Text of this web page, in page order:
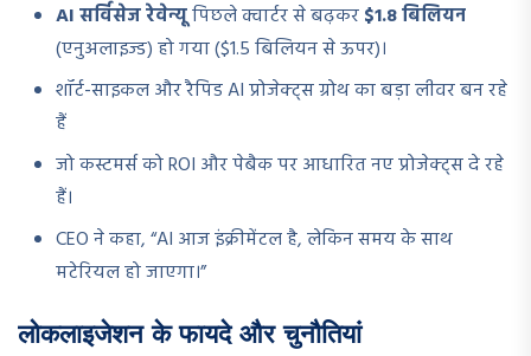
AI सर्विसेज रेवेन्यूपिछले क्वार्टर से बढ़कर$1.8 बिलियन
(एनुअलाइज्ड) हो गया ($1.5 बिलियन से ऊपर)।
शॉर्ट-साइकल और रैपिड AI प्रोजेक्ट्स ग्रोथ का बड़ा लीवर बन रहे
हैं
जो कस्टमर्स को ROI और पेबैक पर आधारित नए प्रोजेक्ट्स दे रहे
हैं।
CEO ने कहा, “AI आज इंक्रीमेंटल है, लेकिन समय के साथ
मटेरियल हो जाएगा।”
लोकलाइजेशन के फायदे और चुनौतियां